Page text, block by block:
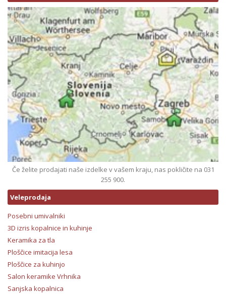
Če želite prodajati naše izdelke v vašem kraju, nas pokličite na 031
255 900.
Veleprodaja
Posebni umivalniki
3D izris kopalnice in kuhinje
Keramika za tla
Ploščice imitacija lesa
Ploščice za kuhinjo
Salon keramike Vrhnika
Sanjska kopalnica